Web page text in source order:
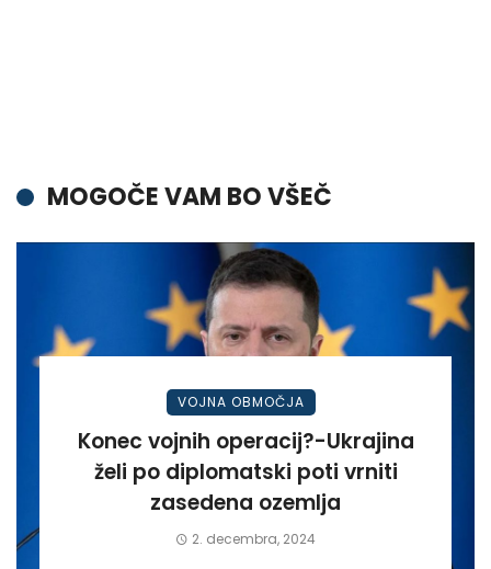
MOGOČE VAM BO VŠEČ
VOJNA OBMOČJA
Konec vojnih operacij?-Ukrajina
želi po diplomatski poti vrniti
zasedena ozemlja
2. decembra, 2024